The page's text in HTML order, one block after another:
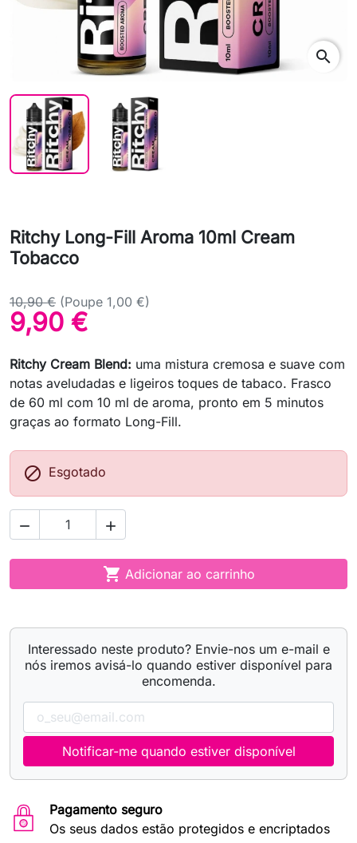
search
Ritchy Long-Fill Aroma 10ml Cream
Tobacco
10,90 € (Poupe 1,00 €)
9,90 €
Ritchy Cream Blend: uma mistura cremosa e suave com
notas aveludadas e ligeiros toques de tabaco. Frasco
de 60 ml com 10 ml de aroma, pronto em 5 minutos
graças ao formato Long-Fill.
 Esgotado
 
 Adicionar ao carrinho
Interessado neste produto? Envie-nos um e-mail e
nós iremos avisá-lo quando estiver disponível para
encomenda.
Notificar-me quando estiver disponível
Pagamento seguro
Os seus dados estão protegidos e encriptados